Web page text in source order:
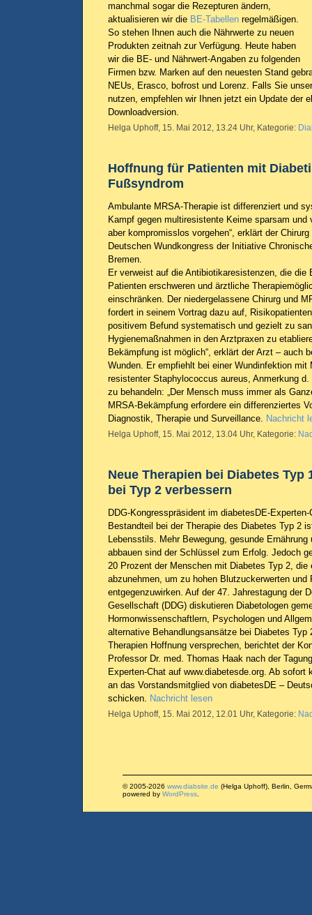
manchmal sogar die Rezepturen ändern,
aktualisieren wir die BE-Tabellen regelmäßigen.
So stehen Ihnen auch die Nährwerte zu neuen
Produkten zeitnah zur Verfügung. Heute haben
wir die BE- und Nährwert-Angaben zu folgenden
Firmen bzw. Marken auf den neuesten Stand
NEUs, Erasco, bofrost und Lorenz. Falls Sie
nutzen, empfehlen wir Ihnen jetzt ein Update der
Downloadversion.
Helga Uphoff, 15. Mai 2012, 13.24 Uhr, Kategorie:
Hoffnung für Patienten mit
Fußsyndrom
Ambulante MRSA-Therapie ist differenziert und
Kampf gegen multiresistente Keime sparsam und
aber kompromisslos vorgehen“, erklärt der
Deutschen Wundkongress der Initiative
Bremen.
Er verweist auf die Antibiotikaresistenzen, die die
Patienten erschweren und ärztliche
einschränken. Der niedergelassene Chirurg und
fordert in seinem Vortrag dazu auf,
positivem Befund systematisch und gezielt zu
Hygienemaßnahmen in den Arztpraxen zu
Bekämpfung ist möglich“, erklärt der Arzt – auch
Wunden. Er empfiehlt bei einer Wundinfektion mit
resistenter Staphylococcus aureus, Anmerkung
zu behandeln: „Der Mensch muss immer als
MRSA-Bekämpfung erfordere ein differenziertes
Diagnostik, Therapie und Surveillance. Nachricht
Helga Uphoff, 15. Mai 2012, 13.04 Uhr, Kategorie:
Neue Therapien bei Diabetes Typ
bei Typ 2 verbessern
DDG-Kongresspräsident im diabetesDE-
Bestandteil bei der Therapie des Diabetes Typ 2
Lebensstils. Mehr Bewegung, gesunde
abbauen sind der Schlüssel zum Erfolg. Jedoch
20 Prozent der Menschen mit Diabetes Typ 2, die
abzunehmen, um zu hohen Blutzuckerwerten und
entgegenzuwirken. Auf der 47. Jahrestagung der
Gesellschaft (DDG) diskutieren Diabetologen
Hormonwissenschaftlern, Psychologen und
alternative Behandlungsansätze bei Diabetes Typ
Therapien Hoffnung versprechen, berichtet der
Professor Dr. med. Thomas Haak nach der
Experten-Chat auf www.diabetesde.org. Ab sofort
an das Vorstandsmitglied von diabetesDE –
schicken. Nachricht lesen
Helga Uphoff, 15. Mai 2012, 12.01 Uhr, Kategorie:
© 2005-2026 www.diabsite.de (Helga Uphoff), Berlin,
powered by WordPress.